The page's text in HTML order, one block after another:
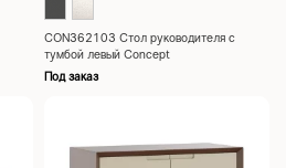
CON362103 Стол руководителя с
тумбой левый Concept
2200x2040x760
Под заказ